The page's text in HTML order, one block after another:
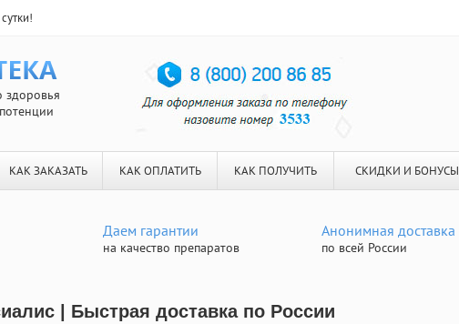
здоровья
КАК ЗАКАЗАТЬ КАК ОПЛАТИТЬ КАК ПОЛУЧИТЬ СКИДКИ И БОНУСЫ
Даем гарантии
на качество препаратов
Анонимная доставка
по всей России
| Быстрая доставка по России